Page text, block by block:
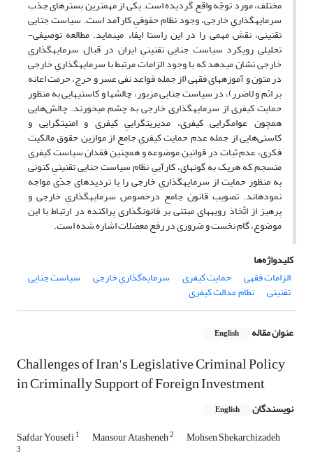
مختلف، مورد توجّه واقع گردیده است. یکی از مهمترین بسترهای جذب
سرمایه­گذاریِ خارجی، وجود نظام حقوقیِ کارآمد است. سیاست جنایی
تقنینی، نقش مهمی را در این راستا ایفاء می­نماید. مطالعه توصیفی-
تحلیلیِ رویکرد سیاست جناییِ تقنینیِ ایران در قبال سرمایه­گذاریِ
خارجی نشان می­دهد که با وجود الزامات مرتبط با سرمایه­گذاریِ خارجی
در متون و آموزه­های فقهی (از جمله قواعد نفی عسر و حرج، حرمت اعانه
بر اثم و لاضرر)، در سیاست جناییِ مزبور، چالش­ها و کاستی­هایی به منظور
حمایت کیفری از سرمایه­گذاری خارجی به چشم می­خورند. چالش‌هایی
همچون عوام­گرایی کیفری، مدیریت­گراییِ کیفری و امنیت­گرایی و
کاستی‌هایی از جمله عدم حمایت کیفریِ جامع از موازین حقوق مالکیت
فکری، عدم ثبات در قوانین موضوعه و همچنین فقدان سیاست کیفریِ
منسجم که هریک به گونه­ای، کارآییِ نظام سیاست جنایی تقنینیِ کنونی
به منظور حمایت از سرمایه­گذاریِ خارجی را با تردیدهای جدّی مواجه
نموده­اند. تصویب قانون جامع درخصوص سرمایه­گذاریِ خارجی و
پرهیز از اتّخاذ رویه­های مبتنی بر قانونگذاری پراکنده در ارتباط با این
موضوع، گام نخست و ضروری در رفع معضلات اشاره شده است.
کلیدواژه‌ها
الزامات فقهی
حمایت کیفری سرمایه‌گذاریِ خارجی سیاست جنایی
تقنینی نظام عدالت کیفری
عنوان مقاله English
Challenges of Iran's Legislative Criminal Policy
in Criminally Support of Foreign Investment
نویسندگان English
Safdar Yousefi1 Mansour Atasheneh2 Mohsen Shekarchizadeh
3